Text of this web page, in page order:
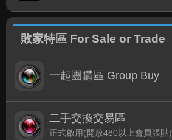
敗家特區 For Sale or Trade
一起團購區 Group Buy
二手交換交易區
正式啟用(開放480以上會員張貼)